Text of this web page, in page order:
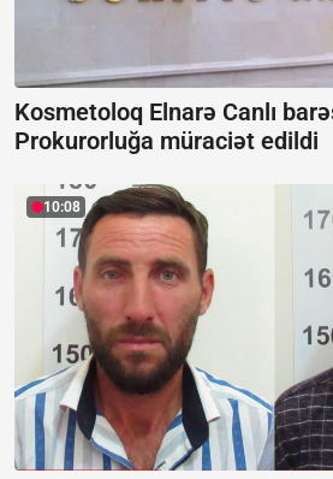
Kosmetoloq Elnarə Canlı
Prokurorluğa müraciət edildi
10:08